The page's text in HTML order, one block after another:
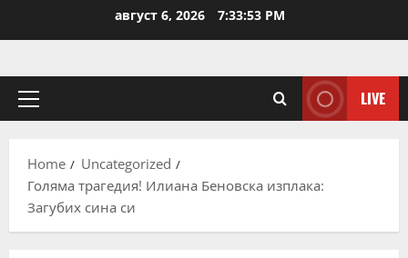
август 6, 2026 7:33:53 PM
Primary
LIVE
Home
Uncategorized
Голяма трагедия! Илиана Беновска изплака:
Загубих сина си